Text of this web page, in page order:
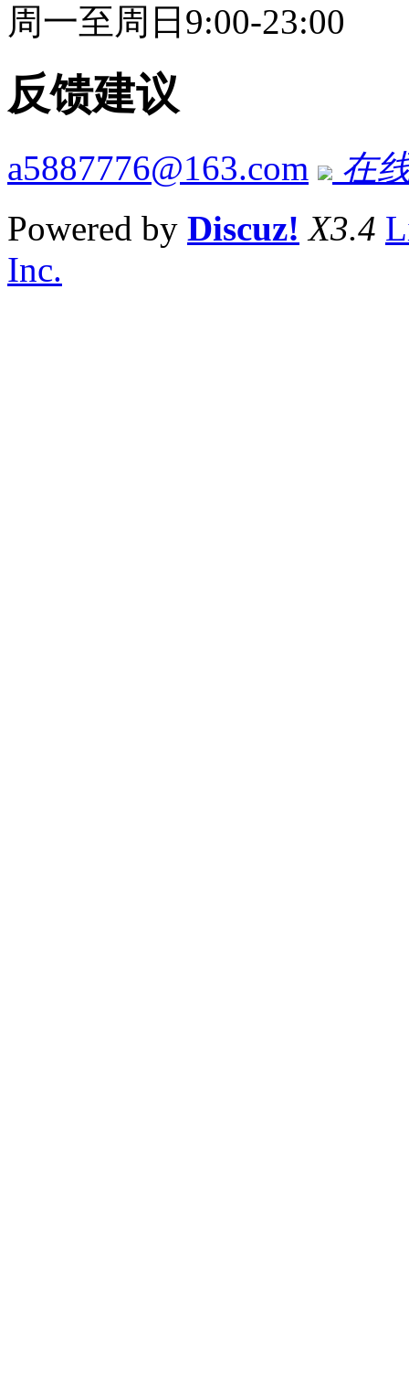
周一至周日9:00-23:00
反馈建议
a5887776@163.com
在
Powered by Discuz! X3.4
Inc.